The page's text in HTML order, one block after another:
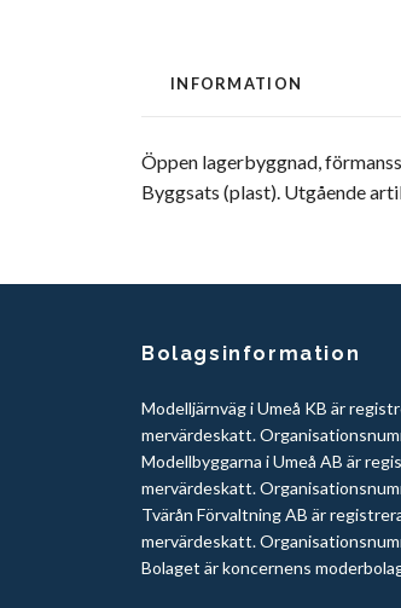
INFORMATION
Öppen lagerbyggnad,
Byggsats (plast). Utgående
Bolagsinformation
Modelljärnväg i Umeå KB är
mervärdeskatt.
Modellbyggarna i Umeå AB är
mervärdeskatt.
Tvärån Förvaltning AB är
mervärdeskatt.
Bolaget är koncernens